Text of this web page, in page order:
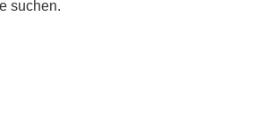
suchen.